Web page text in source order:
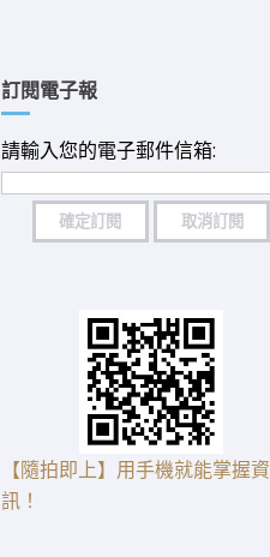
訂閱電子報
請輸入您的電子郵件信箱:
【隨拍即上】用手機就能掌握資
訊！